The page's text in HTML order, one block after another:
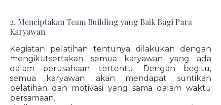
2. Menciptakan Team Building yang Baik Bagi Para
Karyawan
Kegiatan pelatihan tentunya dilakukan dengan
mengikutsertakan semua karyawan yang ada
dalam perusahaan tertentu. Dengan begitu,
semua karyawan akan mendapat suntikan
pelatihan dan motivasi yang sama dalam waktu
bersamaan.